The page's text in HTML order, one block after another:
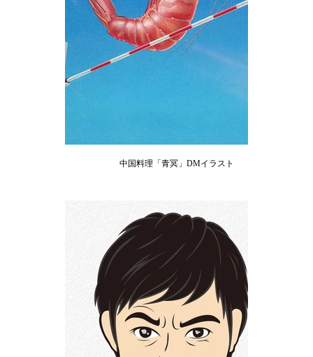
中国料理「青冥」DMイラスト